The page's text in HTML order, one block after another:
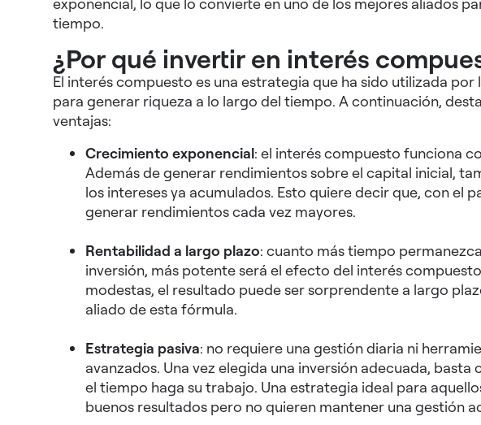
exponencial, lo que lo convierte en uno de los mejores aliados
tiempo.
¿Por qué invertir en interés
El interés compuesto es una estrategia que ha sido utilizada
para generar riqueza a lo largo del tiempo. A continuación,
ventajas:
Crecimiento exponencial: el interés compuesto funciona
Además de generar rendimientos sobre el capital inicial,
los intereses ya acumulados. Esto quiere decir que, con el
generar rendimientos cada vez mayores.
Rentabilidad a largo plazo: cuanto más tiempo
inversión, más potente será el efecto del interés
modestas, el resultado puede ser sorprendente a largo
aliado de esta fórmula.
Estrategia pasiva: no requiere una gestión diaria ni
avanzados. Una vez elegida una inversión adecuada,
el tiempo haga su trabajo. Una estrategia ideal para
buenos resultados pero no quieren mantener una gestión